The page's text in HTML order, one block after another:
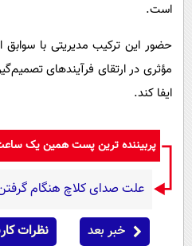
است.
حضور این ترکیب مدیریتی با
مؤثری در ارتقای فرآیندهای
ایفا کند.
پربیننده ترین پست همین یک
علت صدای کلاچ هنگام
خبر بعد نظرات